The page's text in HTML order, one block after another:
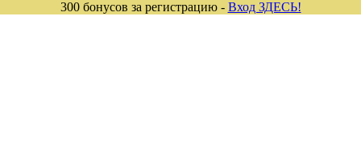
300 бонусов за регистрацию - Вход ЗДЕСЬ!